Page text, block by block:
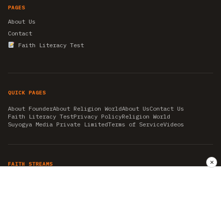
PAGES
About Us
Contact
Faith Literacy Test
QUICK PAGES
About FounderAbout Religion WorldAbout UsContact Us
Faith Literacy TestPrivacy PolicyReligion World
Suyogya Media Private LimitedTerms of ServiceVideos
FAITH STREAMS ✕